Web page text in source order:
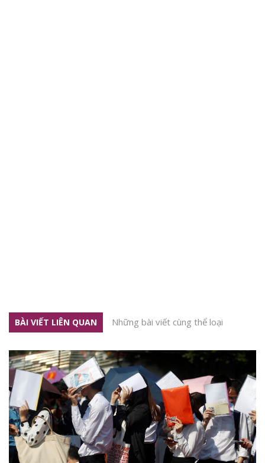
BÀI VIẾT LIÊN QUAN Những bài viết cùng thể loại